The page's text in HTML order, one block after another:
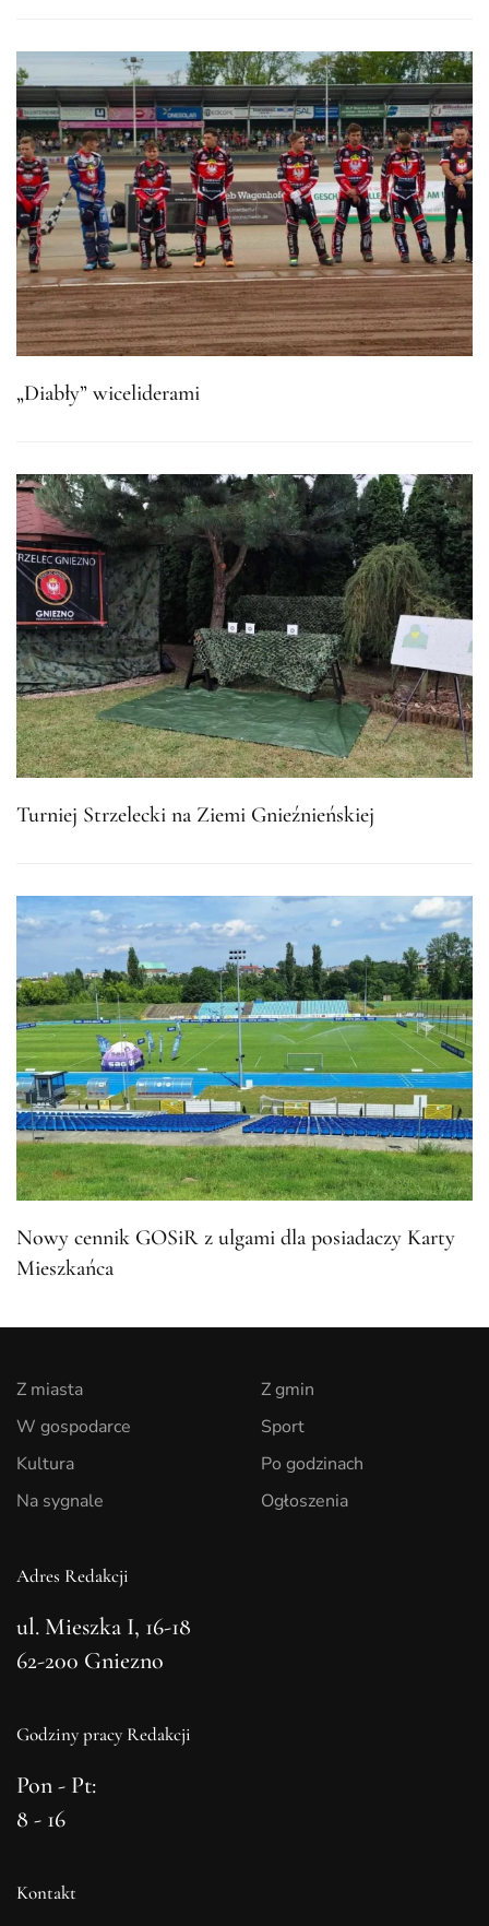
„Diabły” wiceliderami
Turniej Strzelecki na Ziemi Gnieźnieńskiej
Nowy cennik GOSiR z ulgami dla posiadaczy Karty
Mieszkańca
Z miasta
W gospodarce
Kultura
Na sygnale
Z gmin
Sport
Po godzinach
Ogłoszenia
Adres Redakcji
ul. Mieszka I, 16-18
62-200 Gniezno
Godziny pracy Redakcji
Pon - Pt:
8 - 16
Kontakt